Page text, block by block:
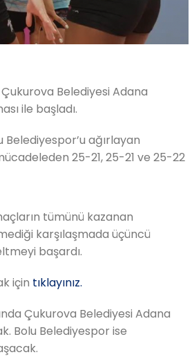
Çukurova Belediyesi Adana
ile başladı.
Belediyespor’u ağırlayan
25-21, 25-21 ve 25-22
tümünü kazanan
karşılaşmada üçüncü
başardı.
için tıklayınız.
Çukurova Belediyesi Adana
Bolu Belediyespor ise